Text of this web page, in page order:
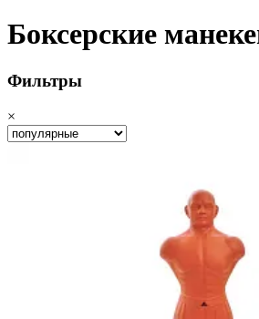
Боксерские
Фильтры
×